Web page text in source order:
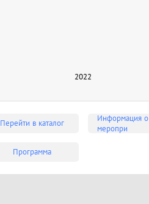
2022
Перейти в каталог
Информация о
меропри
Программа